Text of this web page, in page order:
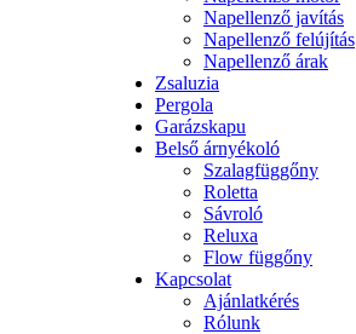
Napellenző javítás
Napellenző felújítás
Napellenző árak
Zsaluzia
Pergola
Garázskapu
Belső árnyékoló
Szalagfüggőny
Roletta
Sávroló
Reluxa
Flow függőny
Kapcsolat
Ajánlatkérés
Rólunk